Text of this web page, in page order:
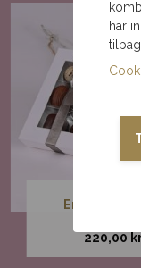
har
En smuk
220,00